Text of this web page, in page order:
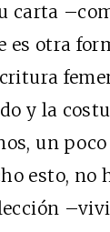
carta
es otra
y la
un
esto, no